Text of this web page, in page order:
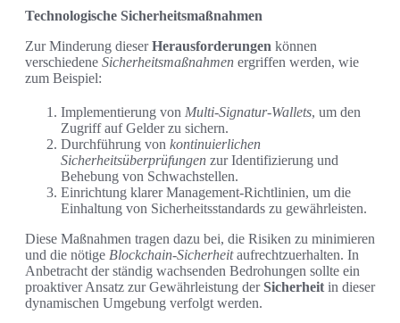
Technologische Sicherheitsmaßnahmen
Zur Minderung dieserHerausforderungen können
verschiedene Sicherheitsmaßnahmen ergriffen werden, wie
zum Beispiel:
Implementierung von Multi-Signatur-Wallets, um den
Zugriff auf Gelder zu sichern.
Durchführung von kontinuierlichen
Sicherheitsüberprüfungen zur Identifizierung und
Behebung von Schwachstellen.
Einrichtung klarer Management-Richtlinien, um die
Einhaltung von Sicherheitsstandards zu gewährleisten.
Diese Maßnahmen tragen dazu bei, die Risiken zu minimieren
und die nötige Blockchain-Sicherheitaufrechtzuerhalten. In
Anbetracht der ständig wachsenden Bedrohungen sollte ein
proaktiver Ansatz zur Gewährleistung derSicherheit in dieser
dynamischen Umgebung verfolgt werden.